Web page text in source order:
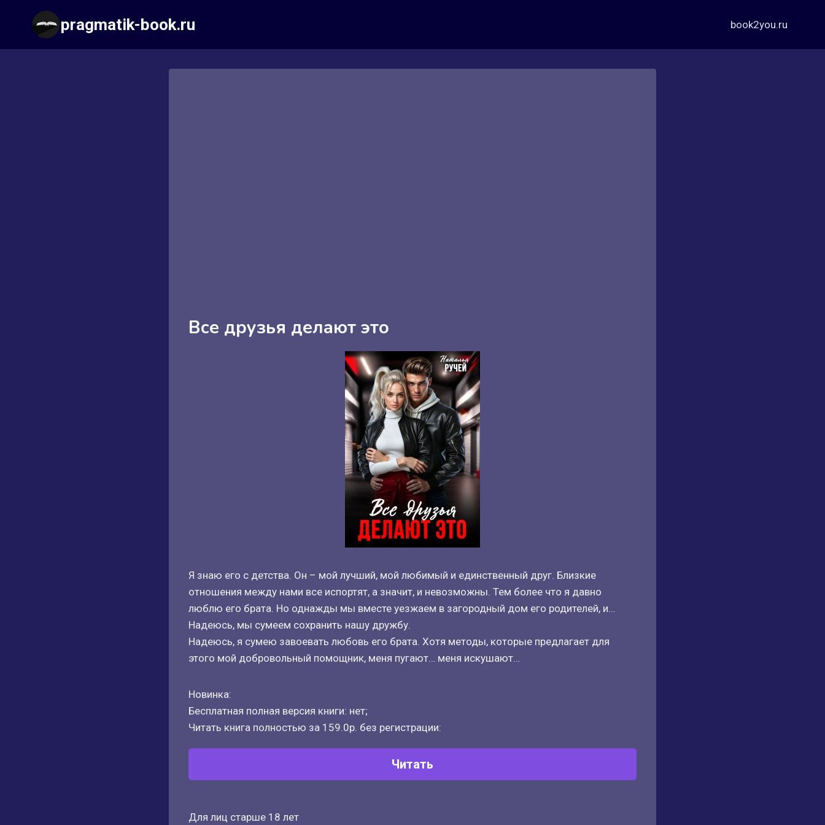
содержимому
pragmatik-book.ru book2you.ru
Все друзья делают это
Я знаю его с детства. Он – мой лучший, мой любимый и единственный друг. Близкие
отношения между нами все испортят, а значит, и невозможны. Тем более что я давно
люблю его брата. Но однажды мы вместе уезжаем в загородный дом его родителей, и…
Надеюсь, мы сумеем сохранить нашу дружбу.
Надеюсь, я сумею завоевать любовь его брата. Хотя методы, которые предлагает для
этого мой добровольный помощник, меня пугают… меня искушают…
Новинка:
Бесплатная полная версия книги: нет;
Читать книга полностью за 159.0р. без регистрации:
Читать
Для лиц старше 18 лет